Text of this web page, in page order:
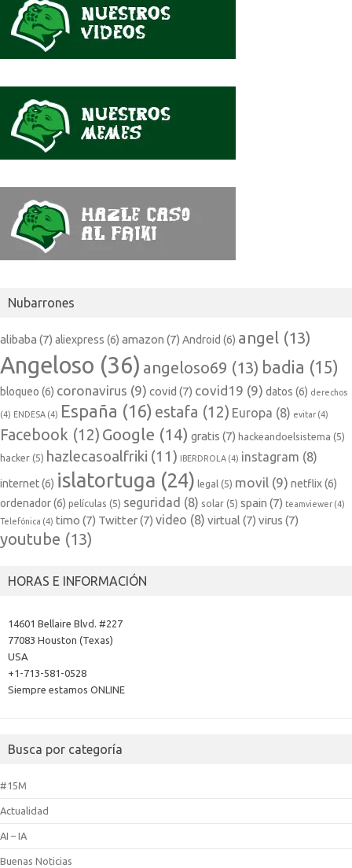
Nubarrones
alibaba (7) aliexpress (6) amazon (7) Android (6) angel (13)
Angeloso (36) angeloso69 (13) badia (15)
bloqueo (6) coronavirus (9) covid (7) covid19 (9) datos (6) derechos
(4) ENDESA (4) España (16) estafa (12) Europa (8) evitar (4)
Facebook (12) Google (14) gratis (7) hackeandoelsistema (5)
hacker (5) hazlecasoalfriki (11) IBERDROLA (4) instagram (8)
internet(6) islatortuga (24) legal (5) movil (9) netflix(6)
ordenador(6) películas (5) seguridad (8) solar (5) spain (7) teamviewer (4)
Telefónica (4) timo (7) Twitter(7) video (8) virtual (7) virus (7)
youtube (13)
HORAS E INFORMACIÓN
14601 Bellaire Blvd. #227
77083 Houston (Texas)
USA
+1-713-581-0528
Siempre estamos ONLINE
Busca por categoría
#15M
Actualidad
AI – IA
Buenas Noticias